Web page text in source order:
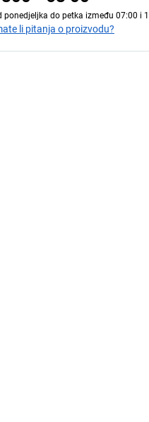
ponedjeljka do petka između 07:00 i
li pitanja o proizvodu?